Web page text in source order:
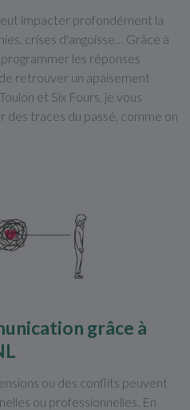
impacter profondément la
crises d'angoisse… Grâce à
les réponses
retrouver un apaisement
et Six Fours, je vous
des traces du passé, comme on
grâce à
ou des conflits peuvent
ou professionnelles. En